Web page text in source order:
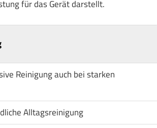
für das Gerät darstellt.
Reinigung auch bei starken
Alltagsreinigung